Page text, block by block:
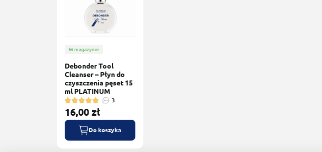
W magazynie
Debonder Tool
Cleanser – Płyn do
czyszczenia pęset 15
ml PLATINUM
3
16,00 zł
Do koszyka